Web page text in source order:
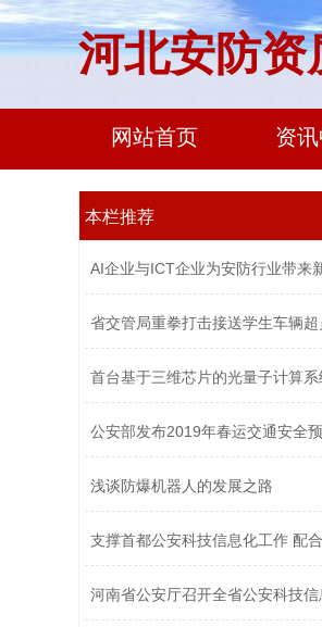
河北安防资
网站首页 资
本栏推荐
AI企业与ICT企业为安防行业带来
公安部发布2019年春运交通安全
浅谈防爆机器人的发展之路